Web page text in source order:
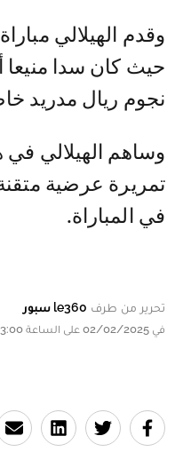
وقدم الهيلالي
حيث كان سدا منيعا
نجوم ريال مدريد
وساهم الهيلالي في
تمريرة عرضية
في المباراة.
تحرير من طرف le360 سبور
في 02/02/2025 على الساعة 13:00